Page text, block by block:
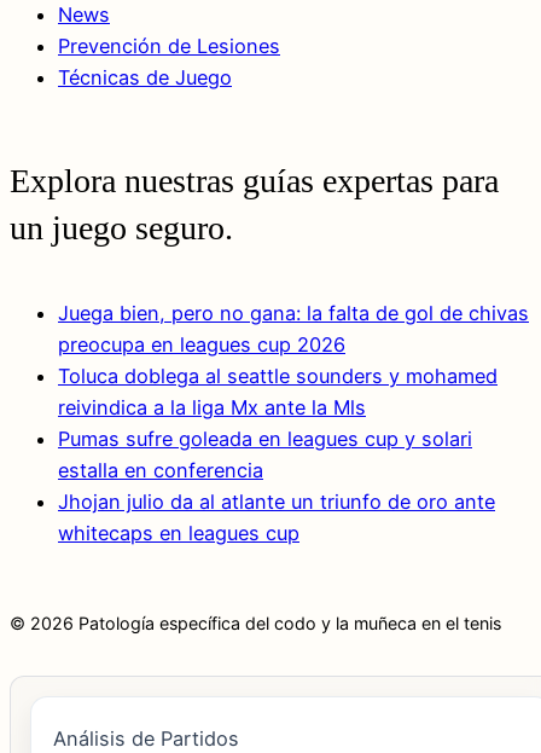
News
Prevención de Lesiones
Técnicas de Juego
Explora nuestras guías expertas para
un juego seguro.
Juega bien, pero no gana: la falta de gol de chivas
preocupa en leagues cup 2026
Toluca doblega al seattle sounders y mohamed
reivindica a la liga Mx ante la Mls
Pumas sufre goleada en leagues cup y solari
estalla en conferencia
Jhojan julio da al atlante un triunfo de oro ante
whitecaps en leagues cup
© 2026 Patología específica del codo y la muñeca en el tenis
Análisis de Partidos